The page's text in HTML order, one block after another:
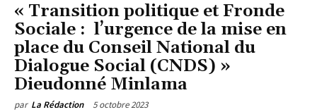
« Transition politique et Fronde
Sociale : l’urgence de la mise en
place du Conseil National du
Dialogue Social (CNDS) »
Dieudonné Minlama
par La Rédaction 5 octobre 2023